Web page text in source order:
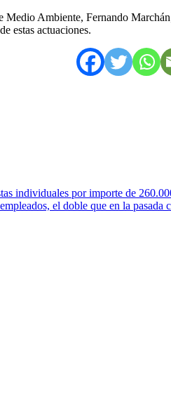
Ambiente, Fernando
estas actuaciones.
individuales por importe de
el doble que en la pasada